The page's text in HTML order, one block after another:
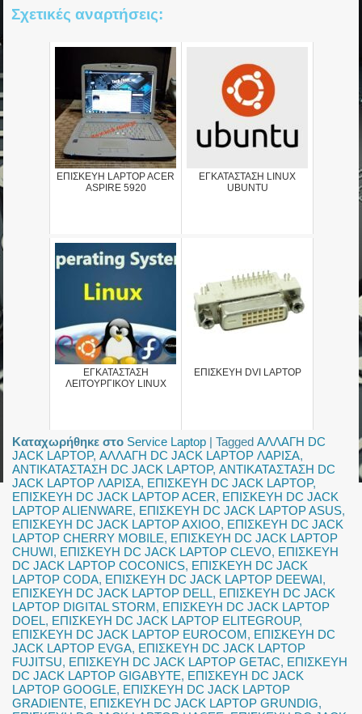
Σχετικές αναρτήσεις:
ΕΠΙΣΚΕΥΗ LAPTOP ACER
ASPIRE 5920
ΕΓΚΑΤΑΣΤΑΣΗ LINUX
UBUNTU
ΕΓΚΑΤΑΣΤΑΣΗ
ΛΕΙΤΟΥΡΓΙΚΟΥ LINUX
ΕΠΙΣΚΕΥΗ DVI LAPTOP
Καταχωρήθηκε στο Service Laptop |Tagged ΑΛΛΑΓΗ DC
JACK LAPTOP,ΑΛΛΑΓΗ DC JACK LAPTOP ΛΑΡΙΣΑ,
ΑΝΤΙΚΑΤΑΣΤΑΣΗ DC JACK LAPTOP,ΑΝΤΙΚΑΤΑΣΤΑΣΗ DC
JACK LAPTOP ΛΑΡΙΣΑ, ΕΠΙΣΚΕΥΗ DC JACK LAPTOP,
ΕΠΙΣΚΕΥΗ DC JACK LAPTOP ACER, ΕΠΙΣΚΕΥΗ DC JACK
LAPTOP ALIENWARE, ΕΠΙΣΚΕΥΗ DC JACK LAPTOP ASUS,
ΕΠΙΣΚΕΥΗ DC JACK LAPTOP AXIOO, ΕΠΙΣΚΕΥΗ DC JACK
LAPTOP CHERRY MOBILE, ΕΠΙΣΚΕΥΗ DC JACK LAPTOP
CHUWI, ΕΠΙΣΚΕΥΗ DC JACK LAPTOP CLEVO, ΕΠΙΣΚΕΥΗ
DC JACK LAPTOP COCONICS, ΕΠΙΣΚΕΥΗ DC JACK
LAPTOP CODA, ΕΠΙΣΚΕΥΗ DC JACK LAPTOP DEEWAI,
ΕΠΙΣΚΕΥΗ DC JACK LAPTOP DELL, ΕΠΙΣΚΕΥΗ DC JACK
LAPTOP DIGITAL STORM, ΕΠΙΣΚΕΥΗ DC JACK LAPTOP
DOEL, ΕΠΙΣΚΕΥΗ DC JACK LAPTOP ELITEGROUP,
ΕΠΙΣΚΕΥΗ DC JACK LAPTOP EUROCOM, ΕΠΙΣΚΕΥΗ DC
JACK LAPTOP EVGA, ΕΠΙΣΚΕΥΗ DC JACK LAPTOP
FUJITSU, ΕΠΙΣΚΕΥΗ DC JACK LAPTOP GETAC, ΕΠΙΣΚΕΥΗ
DC JACK LAPTOP GIGABYTE, ΕΠΙΣΚΕΥΗ DC JACK
LAPTOP GOOGLE, ΕΠΙΣΚΕΥΗ DC JACK LAPTOP
GRADIENTE, ΕΠΙΣΚΕΥΗ DC JACK LAPTOP GRUNDIG,